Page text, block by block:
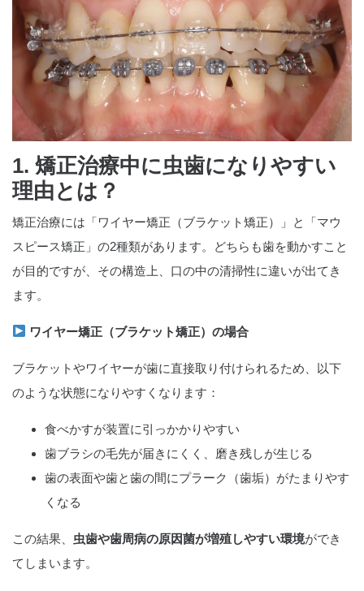
1. 矯正治療中に虫歯になりやすい
理由とは？
矯正治療には「ワイヤー矯正（ブラケット矯正）」と「マウ
スピース矯正」の2種類があります。どちらも歯を動かすこと
が目的ですが、その構造上、口の中の清掃性に違いが出てき
ます。
ワイヤー矯正（ブラケット矯正）の場合
ブラケットやワイヤーが歯に直接取り付けられるため、以下
のような状態になりやすくなります：
食べかすが装置に引っかかりやすい
歯ブラシの毛先が届きにくく、磨き残しが生じる
歯の表面や歯と歯の間にプラーク（歯垢）がたまりやす
くなる
この結果、 虫歯や歯周病の原因菌が増殖しやすい環境ができ
てしまいます。